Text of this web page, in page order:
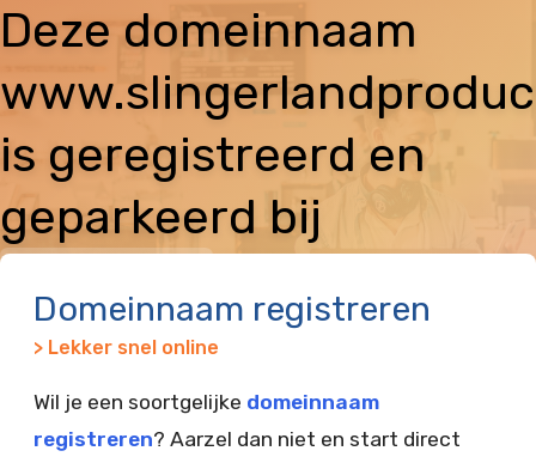
Deze domeinnaam
is geregistreerd en
geparkeerd bij
Domeinnaam registreren
> Lekker snel online
Wil je een soortgelijke domeinnaam
registreren? Aarzel dan niet en start direct